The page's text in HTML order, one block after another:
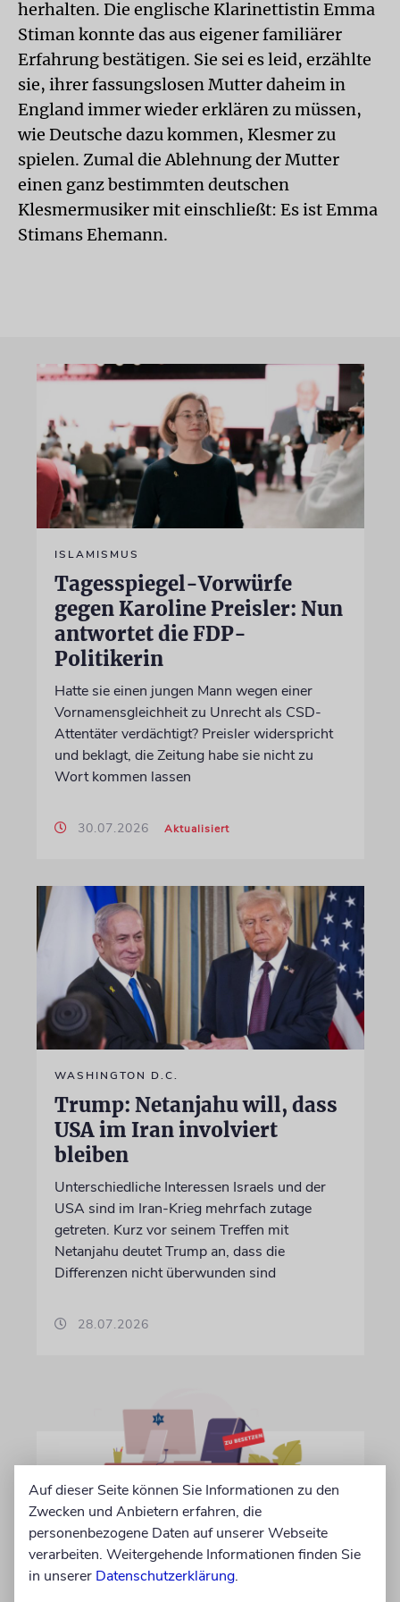
herhalten. Die englische Klarinettistin Emma
Stiman konnte das aus eigener familiärer
Erfahrung bestätigen. Sie sei es leid, erzählte
sie, ihrer fassungslosen Mutter daheim in
England immer wieder erklären zu müssen,
wie Deutsche dazu kommen, Klesmer zu
spielen. Zumal die Ablehnung der Mutter
einen ganz bestimmten deutschen
Klesmermusiker mit einschließt: Es ist Emma
Stimans Ehemann.
ISLAMISMUS
Tagesspiegel-Vorwürfe
gegen Karoline Preisler: Nun
antwortet die FDP-
Politikerin
Hatte sie einen jungen Mann wegen einer
Vornamensgleichheit zu Unrecht als CSD-
Attentäter verdächtigt? Preisler widerspricht
und beklagt, die Zeitung habe sie nicht zu
Wort kommen lassen
30.07.2026 Aktualisiert
WASHINGTON D.C.
Trump: Netanjahu will, dass
USA im Iran involviert
bleiben
Unterschiedliche Interessen Israels und der
USA sind im Iran-Krieg mehrfach zutage
getreten. Kurz vor seinem Treffen mit
Netanjahu deutet Trump an, dass die
Differenzen nicht überwunden sind
28.07.2026
IN EIGENER SACHE
Auf dieser Seite können Sie Informationen zu den
Zwecken und Anbietern erfahren, die
personenbezogene Daten auf unserer Webseite
verarbeiten. Weitergehende Informationen finden Sie
in unserer Datenschutzerklärung.